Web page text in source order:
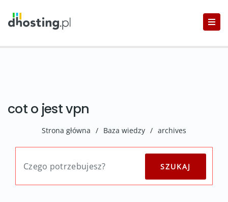
cot o jest vpn
Strona główna / Baza wiedzy / archives